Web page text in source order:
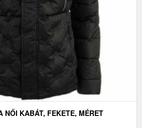
NŐI KABÁT, FEKETE, MÉRET